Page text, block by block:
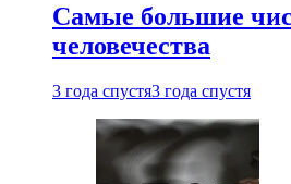
Самые большие
человечества
3 года спустя3 года спустя